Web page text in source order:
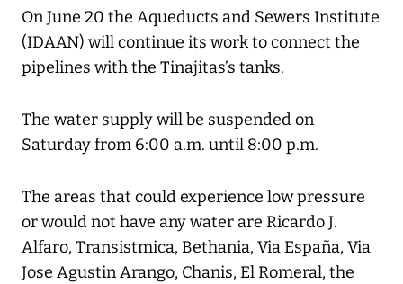
On June 20 the Aqueducts and Sewers Institute
(IDAAN) will continue its work to connect the
pipelines with the Tinajitas’s tanks.
The water supply will be suspended on
Saturday from 6:00 a.m. until 8:00 p.m.
The areas that could experience low pressure
or would not have any water are Ricardo J.
Alfaro, Transistmica, Bethania, Via España, Via
Jose Agustin Arango, Chanis, El Romeral, the